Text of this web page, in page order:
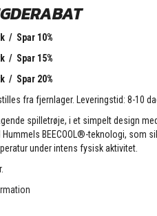
/ Spar 10%
/ Spar 15%
/ Spar 20%
fra fjernlager. Leveringstid: 8-10
spilletrøje, i et simpelt design
Hummels BEECOOL®-teknologi, som
under intens fysisk aktivitet.